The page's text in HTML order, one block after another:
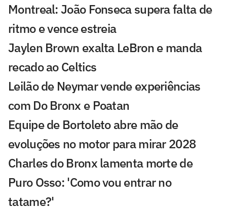
Montreal: João Fonseca supera falta de
ritmo e vence estreia
Jaylen Brown exalta LeBron e manda
recado ao Celtics
Leilão de Neymar vende experiências
com Do Bronx e Poatan
Equipe de Bortoleto abre mão de
evoluções no motor para mirar 2028
Charles do Bronx lamenta morte de
Puro Osso: 'Como vou entrar no
tatame?'